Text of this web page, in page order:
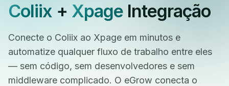
Coliix+ XpageIntegração
Conecte o Coliix ao Xpage em minutos e
automatize qualquer fluxo de trabalho entre eles
— sem código, sem desenvolvedores e sem
middleware complicado. O eGrow conecta o